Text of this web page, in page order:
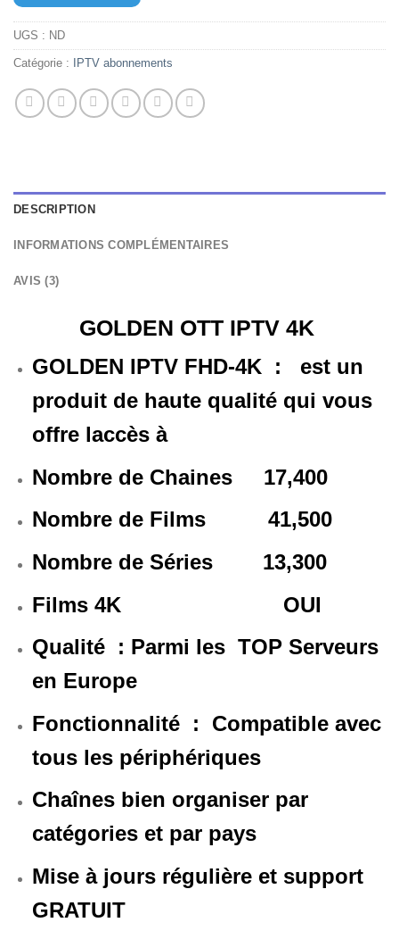
UGS : ND
Catégorie : IPTV abonnements
DESCRIPTION
INFORMATIONS COMPLÉMENTAIRES
AVIS (3)
GOLDEN OTT IPTV 4K
GOLDEN IPTV FHD-4K : est un
produit de haute qualité qui vous
offre laccès à
Nombre de Chaines 17,400
Nombre de Films 41,500
Nombre de Séries 13,300
Films 4K OUI
Qualité : Parmi les TOP Serveurs
en Europe
Fonctionnalité : Compatible avec
tous les périphériques
Chaînes bien organiser par
catégories et par pays
Mise à jours régulière et support
GRATUIT